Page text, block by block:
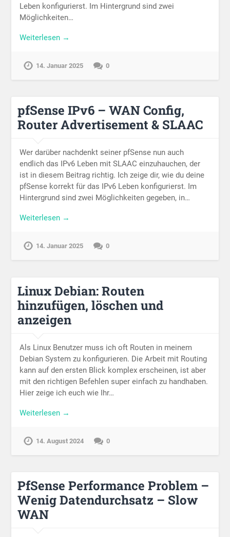
Leben konfigurierst. Im Hintergrund sind zwei
Möglichkeiten…
Weiterlesen →
14. Januar 2025 0
pfSense IPv6 – WAN Config,
Router Advertisement & SLAAC
Wer darüber nachdenkt seiner pfSense nun auch
endlich das IPv6 Leben mit SLAAC einzuhauchen, der
ist in diesem Beitrag richtig. Ich zeige dir, wie du deine
pfSense korrekt für das IPv6 Leben konfigurierst. Im
Hintergrund sind zwei Möglichkeiten gegeben, in…
Weiterlesen →
14. Januar 2025 0
Linux Debian: Routen
hinzufügen, löschen und
anzeigen
Als Linux Benutzer muss ich oft Routen in meinem
Debian System zu konfigurieren. Die Arbeit mit Routing
kann auf den ersten Blick komplex erscheinen, ist aber
mit den richtigen Befehlen super einfach zu handhaben.
Hier zeige ich euch wie Ihr…
Weiterlesen →
14. August 2024 0
PfSense Performance Problem –
Wenig Datendurchsatz – Slow
WAN